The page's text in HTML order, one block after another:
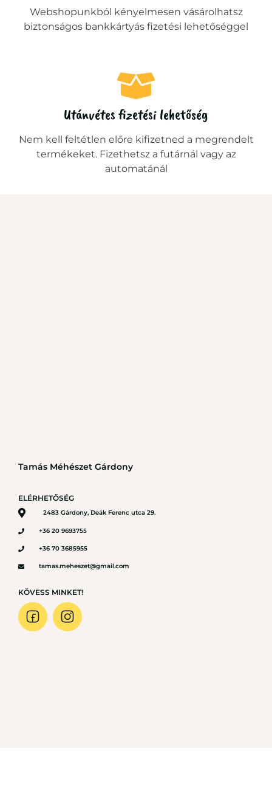
Webshopunkból kényelmesen vásárolhatsz
biztonságos bankkártyás fizetési lehetőséggel
Utánvétes fizetési lehetőség
Nem kell feltétlen előre kifizetned a megrendelt
termékeket. Fizethetsz a futárnál vagy az
automatánál
Tamás Méhészet Gárdony
ELÉRHETŐSÉG
2483 Gárdony, Deák Ferenc utca 29.
+36 20 9693755
+36 70 3685955
tamas.meheszet@gmail.com
KÖVESS MINKET!